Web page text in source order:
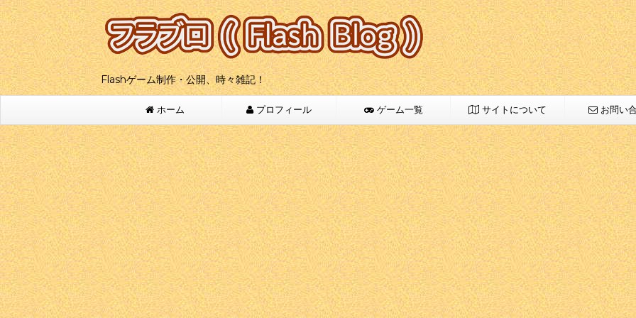
Flashゲーム制作・公開、時々雑記！
ホーム プロフィール ゲーム一覧 サイトについて お問い